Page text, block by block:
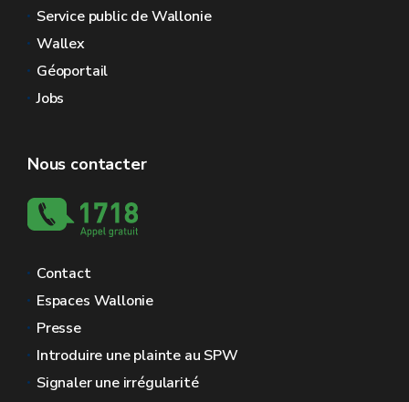
Service public de Wallonie
Wallex
Géoportail
Jobs
Nous contacter
Contact
Espaces Wallonie
Presse
Introduire une plainte au SPW
Signaler une irrégularité